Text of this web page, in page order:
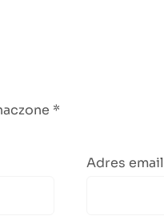
*
Adres email